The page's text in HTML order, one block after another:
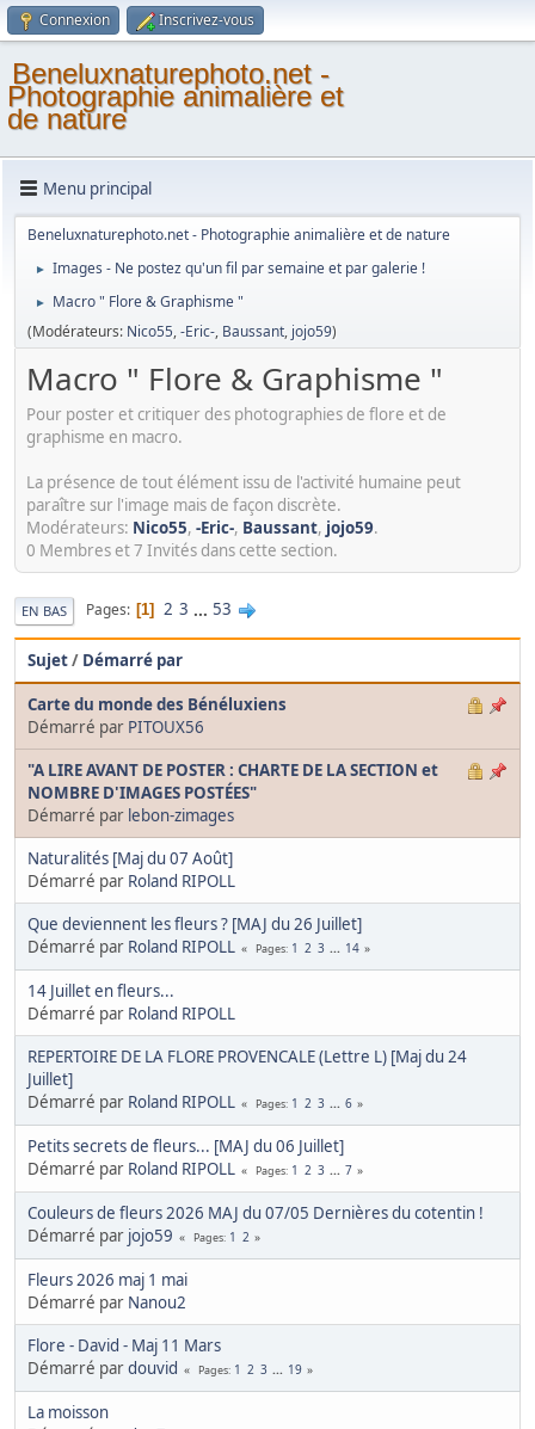
Connexion Inscrivez-vous
Beneluxnaturephoto.net -
Photographie animalière et
de nature
Menu principal
Beneluxnaturephoto.net - Photographie animalière et de nature
► Images - Ne postez qu'un fil par semaine et par galerie !
►
Macro " Flore & Graphisme "
(Modérateurs: Nico55,-Eric-, Baussant, jojo59)
Macro " Flore & Graphisme "
Pour poster et critiquer des photographies de flore et de
graphisme en macro.
La présence de tout élément issu de l'activité humaine peut
paraître sur l'image mais de façon discrète.
Modérateurs: Nico55, -Eric-, Baussant, jojo59.
0 Membres et 7 Invités dans cette section.
EN BAS Pages 1 2 3 ... 53
Sujet/ Démarré par
Carte du monde des Bénéluxiens
Démarré par PITOUX56
"A LIRE AVANT DE POSTER : CHARTE DE LA SECTION et
NOMBRE D'IMAGES POSTÉES"
Démarré par lebon-zimages
Naturalités [Maj du 07 Août]
Démarré par Roland RIPOLL
Que deviennent les fleurs ? [MAJ du 26 Juillet]
Démarré par Roland RIPOLL Pages 1 2 3 ... 14
14 Juillet en fleurs...
Démarré par Roland RIPOLL
REPERTOIRE DE LA FLORE PROVENCALE (Lettre L) [Maj du 24
Juillet]
Démarré par Roland RIPOLL Pages 1 2 3 ... 6
Petits secrets de fleurs... [MAJ du 06 Juillet]
Démarré par Roland RIPOLL Pages 1 2 3 ... 7
Couleurs de fleurs 2026 MAJ du 07/05 Dernières du cotentin !
Démarré par jojo59 Pages 1 2
Fleurs 2026 maj 1 mai
Démarré par Nanou2
Flore - David - Maj 11 Mars
Démarré pardouvid Pages 1 2 3 ... 19
La moisson